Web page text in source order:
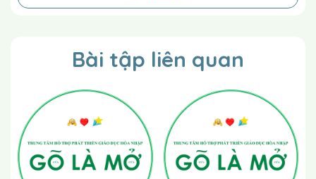
Bài tập liên quan